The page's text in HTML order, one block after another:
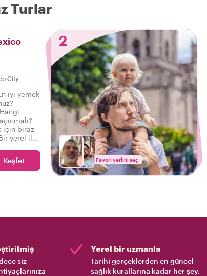
Turlar
City
iyi yemek
için biraz
yerel ile
Keşfet
2
Favori yerlini seç
siz
Yerel bir uzmanla
Tarihi gerçeklerden en güncel
sağlık kurallarına kadar her şey.